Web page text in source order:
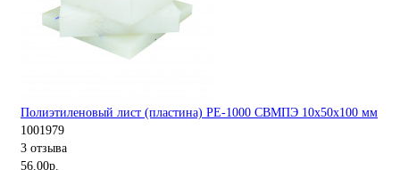
Полиэтиленовый лист (пластина) PE-1000 СВМПЭ 10х50х100 мм
1001979
3 отзыва
56.00р.